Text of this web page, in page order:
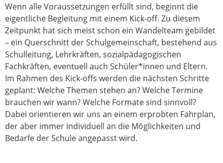
Wenn alle Voraussetzungen erfüllt sind, beginnt die
eigentliche Begleitung mit einem Kick-off. Zu diesem
Zeitpunkt hat sich meist schon ein Wandelteam gebildet
– ein Querschnitt der Schulgemeinschaft, bestehend aus
Schulleitung, Lehrkräften, sozialpädagogischen
Fachkräften, eventuell auch Schüler*innen und Eltern.
Im Rahmen des Kick-offs werden die nächsten Schritte
geplant: Welche Themen stehen an? Welche Termine
brauchen wir wann? Welche Formate sind sinnvoll?
Dabei orientieren wir uns an einem erprobten Fahrplan,
der aber immer individuell an die Möglichkeiten und
Bedarfe der Schule angepasst wird.